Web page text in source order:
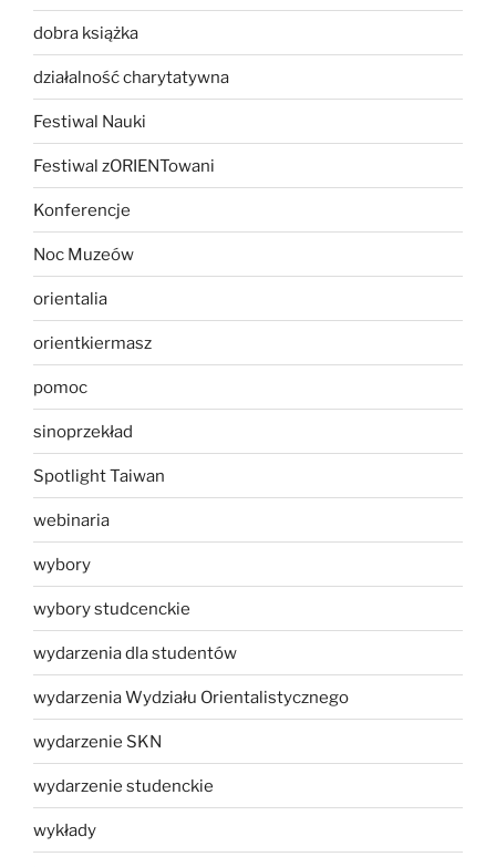
dobra książka
działalność charytatywna
Festiwal Nauki
Festiwal zORIENTowani
Konferencje
Noc Muzeów
orientalia
orientkiermasz
pomoc
sinoprzekład
Spotlight Taiwan
webinaria
wybory
wybory studcenckie
wydarzenia dla studentów
wydarzenia Wydziału Orientalistycznego
wydarzenie SKN
wydarzenie studenckie
wykłady